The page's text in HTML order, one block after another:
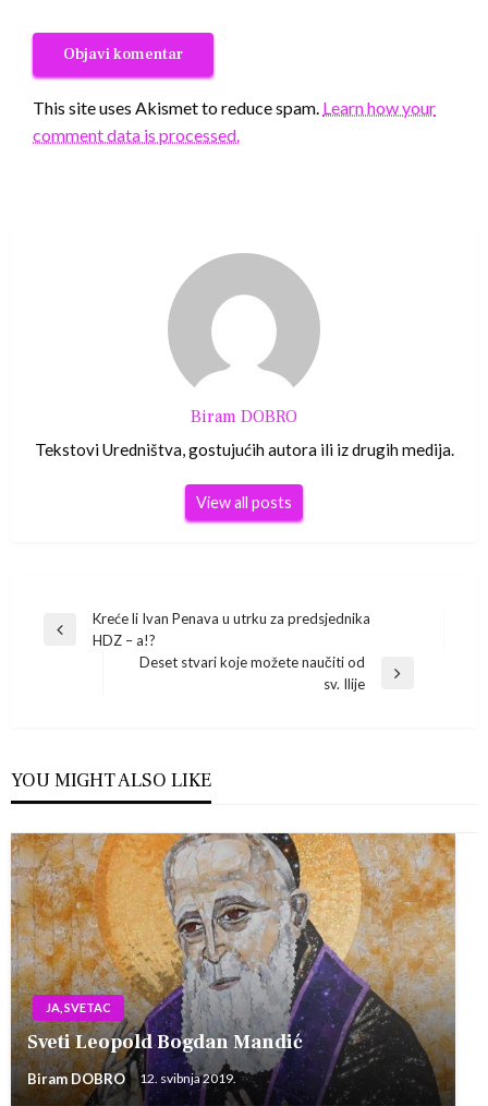
This site uses Akismet to reduce spam. Learn how your
comment data is processed.
Biram DOBRO
Tekstovi Uredništva, gostujućih autora ili iz drugih medija.
View all posts
Navigacija
Previous
Kreće li Ivan Penava u utrku za predsjednika
HDZ – a!?
Deset stvari koje možete naučiti od
sv. Ilije
YOU MIGHT ALSO LIKE
JA, SVETAC
Sveti Leopold Bogdan Mandić
Biram DOBRO 12. svibnja 2019.